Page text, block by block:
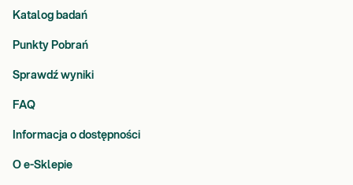
Katalog badań
Punkty Pobrań
Sprawdź wyniki
FAQ
Informacja o dostępności
O e-Sklepie